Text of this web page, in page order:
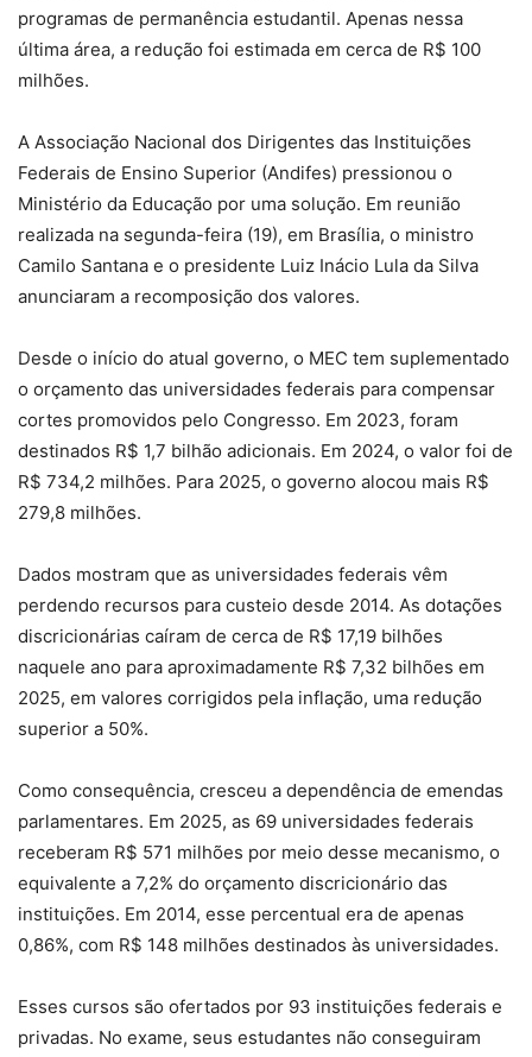
programas de permanência estudantil. Apenas nessa
última área, a redução foi estimada em cerca de R$ 100
milhões.
A Associação Nacional dos Dirigentes das Instituições
Federais de Ensino Superior (Andifes) pressionou o
Ministério da Educação por uma solução. Em reunião
realizada na segunda-feira (19), em Brasília, o ministro
Camilo Santana e o presidente Luiz Inácio Lula da Silva
anunciaram a recomposição dos valores.
Desde o início do atual governo, o MEC tem suplementado
o orçamento das universidades federais para compensar
cortes promovidos pelo Congresso. Em 2023, foram
destinados R$ 1,7 bilhão adicionais. Em 2024, o valor foi de
R$ 734,2 milhões. Para 2025, o governo alocou mais R$
279,8 milhões.
Dados mostram que as universidades federais vêm
perdendo recursos para custeio desde 2014. As dotações
discricionárias caíram de cerca de R$ 17,19 bilhões
naquele ano para aproximadamente R$ 7,32 bilhões em
2025, em valores corrigidos pela inflação, uma redução
superior a 50%.
Como consequência, cresceu a dependência de emendas
parlamentares. Em 2025, as 69 universidades federais
receberam R$ 571 milhões por meio desse mecanismo, o
equivalente a 7,2% do orçamento discricionário das
instituições. Em 2014, esse percentual era de apenas
0,86%, com R$ 148 milhões destinados às universidades.
Esses cursos são ofertados por 93 instituições federais e
privadas. No exame, seus estudantes não conseguiram